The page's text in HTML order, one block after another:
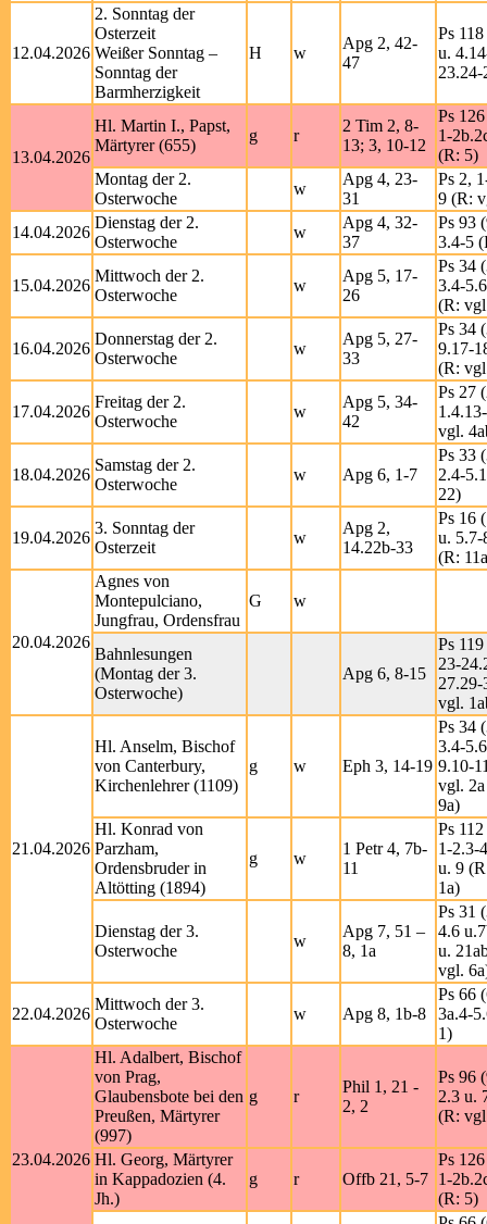
12.04.2026
2. Sonntag der
Osterzeit
Weißer Sonntag –
Sonntag der
Barmherzigkeit
H w
Apg 2, 42-
47
Ps
u.
13.04.2026
Hl. Martin I., Papst,
Märtyrer (655)
g r
2 Tim 2, 8-
13; 3, 10-12
Ps
1-
(R: 5)
Montag der 2.
Osterwoche
w
Apg 4, 23-
31
Ps 2,
9 (R:
14.04.2026
Dienstag der 2.
Osterwoche
w
Apg 4, 32-
37
Ps 93
3.4-5
15.04.2026
Mittwoch der 2.
Osterwoche
w
Apg 5, 17-
26
Ps 34
3.4-
(R:
16.04.2026
Donnerstag der 2.
Osterwoche
w
Apg 5, 27-
33
Ps 34
9.17-
(R:
17.04.2026
Freitag der 2.
Osterwoche
w
Apg 5, 34-
42
Ps 27
vgl.
18.04.2026
Samstag der 2.
Osterwoche
w Apg 6, 1-7
Ps 33
2.4-
22)
19.04.2026
3. Sonntag der
Osterzeit
w
Apg 2,
14.22b-33
Ps 16
u. 5.7-
(R:
20.04.2026
Agnes von
Montepulciano,
Jungfrau, Ordensfrau
G w
Bahnlesungen
(Montag der 3.
Osterwoche)
Apg 6, 8-15
Ps
23-
vgl.
21.04.2026
Hl. Anselm, Bischof
von Canterbury,
Kirchenlehrer (1109)
g w Eph 3, 14-19
Ps 34
3.4-
9.10-
vgl.
9a)
Hl. Konrad von
Parzham,
Ordensbruder in
Altötting (1894)
g w
1 Petr 4, 7b-
11
Ps
1-2.3-
u. 9
1a)
Dienstag der 3.
Osterwoche
w
Apg 7, 51 –
8, 1a
Ps 31
4.6
u.
vgl.
22.04.2026
Mittwoch der 3.
Osterwoche
w Apg 8, 1b-8
Ps 66
3a.4-
1)
23.04.2026
Hl. Adalbert, Bischof
von Prag,
Glaubensbote bei den
Preußen, Märtyrer
(997)
g r
Phil 1, 21 -
2, 2
Ps 96
2.3 u.
(R:
Hl. Georg, Märtyrer
in Kappadozien (4.
Jh.)
g r Offb 21, 5-7
Ps
1-
(R: 5)